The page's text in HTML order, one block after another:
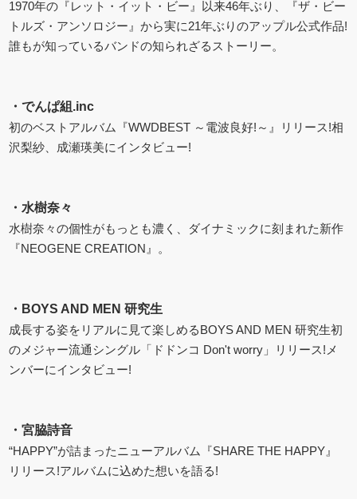
1970年の『レット・イット・ビー』以来46年ぶり、『ザ・ビー
トルズ・アンソロジー』から実に21年ぶりのアップル公式作品!
誰もが知っているバンドの知られざるストーリー。
・でんぱ組.inc
初のベストアルバム『WWDBEST ～電波良好!～』リリース!相
沢梨紗、成瀬瑛美にインタビュー!
・水樹奈々
水樹奈々の個性がもっとも濃く、ダイナミックに刻まれた新作
『NEOGENE CREATION』。
・ BOYS AND MEN 研究生
成長する姿をリアルに見て楽しめるBOYS AND MEN 研究生初
のメジャー流通シングル「ドドンコ Don't worry」リリース!メ
ンバーにインタビュー!
・宮脇詩音
“HAPPY”が詰まったニューアルバム『SHARE THE HAPPY』
リリース!アルバムに込めた想いを語る!